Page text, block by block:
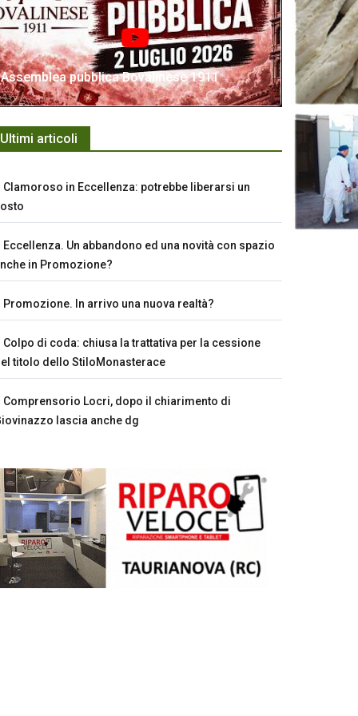
Assemblea pubblica Bovalinese 1911
Ultimi articoli
Clamoroso in Eccellenza: potrebbe liberarsi un
Eccellenza. Un abbandono ed una novità con spazio
in Promozione?
Promozione. In arrivo una nuova realtà?
Colpo di coda: chiusa la trattativa per la cessione
titolo dello StiloMonasterace
Comprensorio Locri, dopo il chiarimento di
lascia anche dg